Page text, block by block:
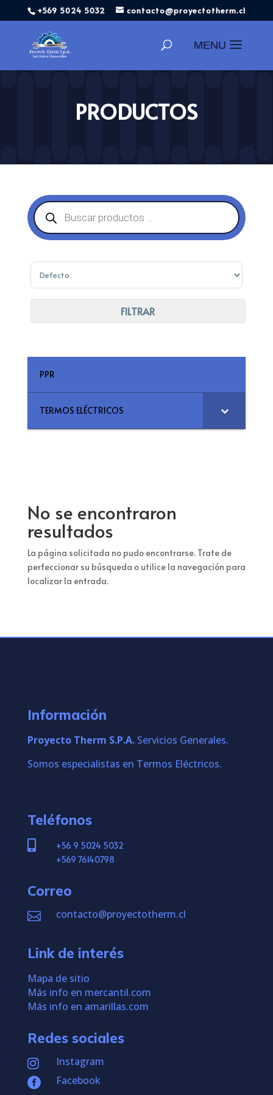
+569 5024 5032 contacto@proyectotherm.cl
productos
PRODUCTOS
Búsqueda
de
productos
Sort Products
FILTRAR
PPR
TERMOS ELÉCTRICOS
No se encontraron
resultados
La página solicitada no pudo encontrarse. Trate de
perfeccionar su búsqueda o utilice la navegación para
localizar la entrada.
Información
Proyecto Therm S.P.A.Servicios Generales.
Somos especialistas en Termos Eléctricos.
Teléfonos

+56 9 5024 5032
+569 76140798
Correo
 contacto@proyectotherm.cl
Link de interés
Mapa de sitio
Más info en mercantil.com
Más info en amarillas.com
Redes sociales

Instagram

Facebook